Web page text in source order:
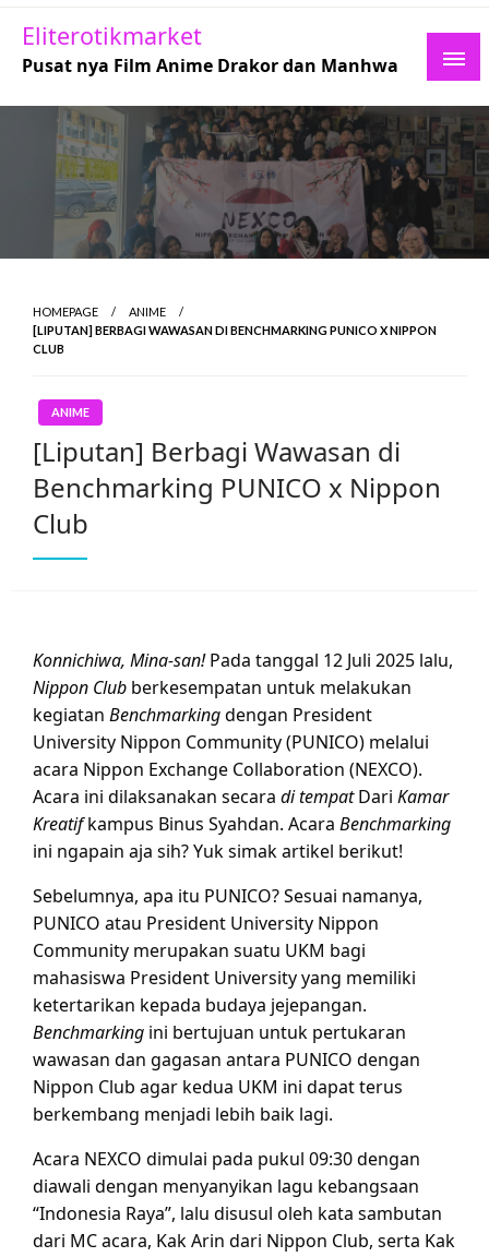
Skip
content
Eliterotikmarket
Pusat nya Film Anime Drakor dan Manhwa
HOMEPAGE
ANIME
[LIPUTAN] BERBAGI WAWASAN DI BENCHMARKING PUNICO X NIPPON
CLUB
ANIME
[Liputan] Berbagi Wawasan di
Benchmarking PUNICO x Nippon
Club
Konnichiwa, Mina-san!Pada tanggal 12 Juli 2025 lalu,
Nippon Club berkesempatan untuk melakukan
kegiatan Benchmarkingdengan President
University Nippon Community (PUNICO) melalui
acara Nippon Exchange Collaboration (NEXCO).
Acara ini dilaksanakan secara di tempatDari Kamar
Kreatifkampus Binus Syahdan. Acara Benchmarking
ini ngapain aja sih? Yuk simak artikel berikut!
Sebelumnya, apa itu PUNICO? Sesuai namanya,
PUNICO atau President University Nippon
Community merupakan suatu UKM bagi
mahasiswa President University yang memiliki
ketertarikan kepada budaya jejepangan.
Benchmarking ini bertujuan untuk pertukaran
wawasan dan gagasan antara PUNICO dengan
Nippon Club agar kedua UKM ini dapat terus
berkembang menjadi lebih baik lagi.
Acara NEXCO dimulai pada pukul 09:30 dengan
diawali dengan menyanyikan lagu kebangsaan
“Indonesia Raya”, lalu disusul oleh kata sambutan
dari MC acara, Kak Arin dari Nippon Club, serta Kak